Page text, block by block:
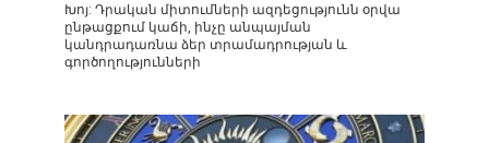
Խոյ: Դրական միտումների ազդեցությունն օրվա
ընթացքում կաճի, ինչը անպայման
կանդրադառնա ձեր տրամադրության և
գործողությունների